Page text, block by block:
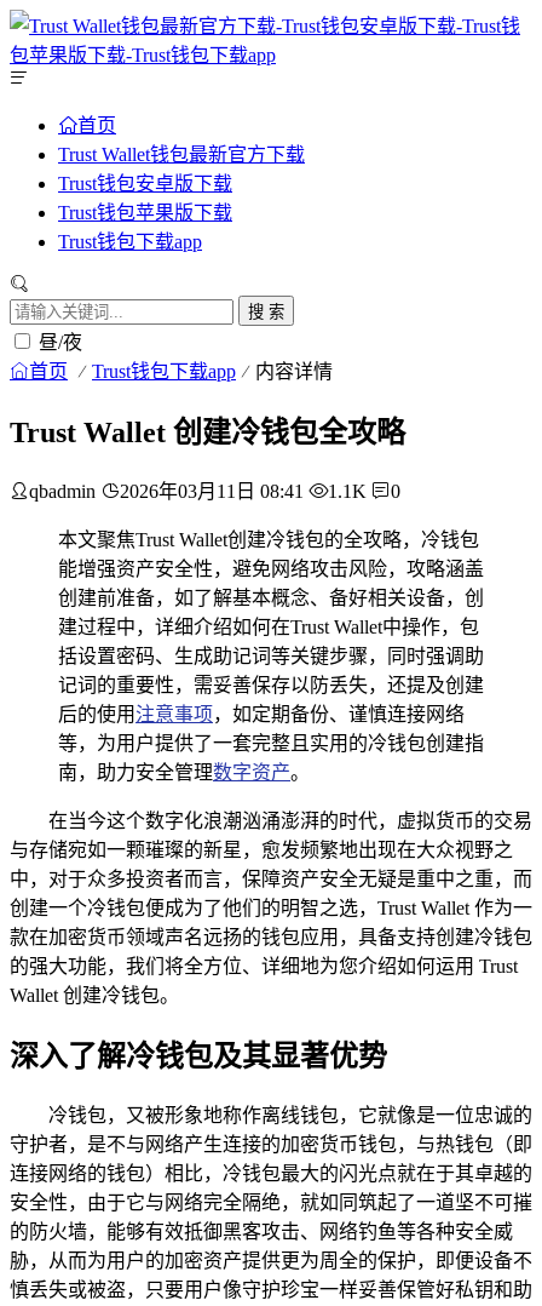
首页
Trust Wallet钱包最新官方下载
Trust钱包安卓版下载
Trust钱包苹果版下载
Trust钱包下载app
搜 索
昼/夜
首页 Trust钱包下载app 内容详情
Trust Wallet 创建冷钱包全攻略
qbadmin 2026年03月11日 08:41 1.1K 0
本文聚焦Trust Wallet创建冷钱包的全攻略，冷钱包
能增强资产安全性，避免网络攻击风险，攻略涵盖
创建前准备，如了解基本概念、备好相关设备，创
建过程中，详细介绍如何在Trust Wallet中操作，包
括设置密码、生成助记词等关键步骤，同时强调助
记词的重要性，需妥善保存以防丢失，还提及创建
后的使用 注意事项，如定期备份、谨慎连接网络
等，为用户提供了一套完整且实用的冷钱包创建指
南，助力安全管理数字资产。
在当今这个数字化浪潮汹涌澎湃的时代，虚拟货币的交易
与存储宛如一颗璀璨的新星，愈发频繁地出现在大众视野之
中，对于众多投资者而言，保障资产安全无疑是重中之重，而
创建一个冷钱包便成为了他们的明智之选，Trust Wallet 作为一
款在加密货币领域声名远扬的钱包应用，具备支持创建冷钱包
的强大功能，我们将全方位、详细地为您介绍如何运用 Trust
Wallet 创建冷钱包。
深入了解冷钱包及其显著优势
冷钱包，又被形象地称作离线钱包，它就像是一位忠诚的
守护者，是不与网络产生连接的加密货币钱包，与热钱包（即
连接网络的钱包）相比，冷钱包最大的闪光点就在于其卓越的
安全性，由于它与网络完全隔绝，就如同筑起了一道坚不可摧
的防火墙，能够有效抵御黑客攻击、网络钓鱼等各种安全威
胁，从而为用户的加密资产提供更为周全的保护，即便设备不
慎丢失或被盗，只要用户像守护珍宝一样妥善保管好私钥和助